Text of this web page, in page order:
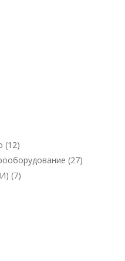
(12)
(27)
(7)